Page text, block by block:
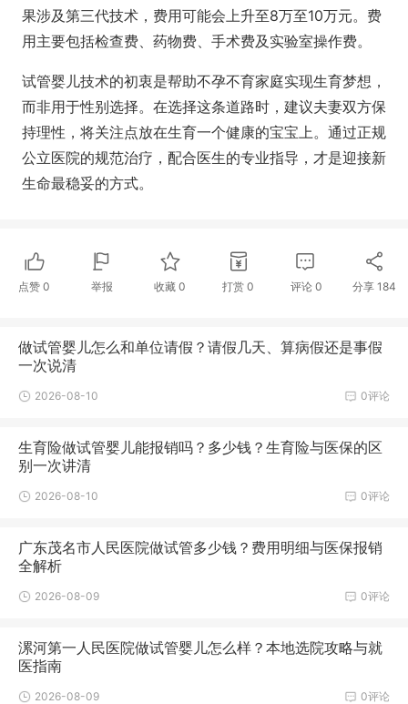
果涉及第三代技术，费用可能会上升至8万至10万元。费
用主要包括检查费、药物费、手术费及实验室操作费。
试管婴儿技术的初衷是帮助不孕不育家庭实现生育梦想，
而非用于性别选择。在选择这条道路时，建议夫妻双方保
持理性，将关注点放在生育一个健康的宝宝上。通过正规
公立医院的规范治疗，配合医生的专业指导，才是迎接新
生命最稳妥的方式。
点赞 0 举报 收藏0 打赏 0 评论 0 分享 184
做试管婴儿怎么和单位请假？请假几天、算病假还是事假
一次说清
0评论
2026-08-10
生育险做试管婴儿能报销吗？多少钱？生育险与医保的区
别一次讲清
0评论
2026-08-10
广东茂名市人民医院做试管多少钱？费用明细与医保报销
全解析
0评论
2026-08-09
漯河第一人民医院做试管婴儿怎么样？本地选院攻略与就
医指南
0评论
2026-08-09